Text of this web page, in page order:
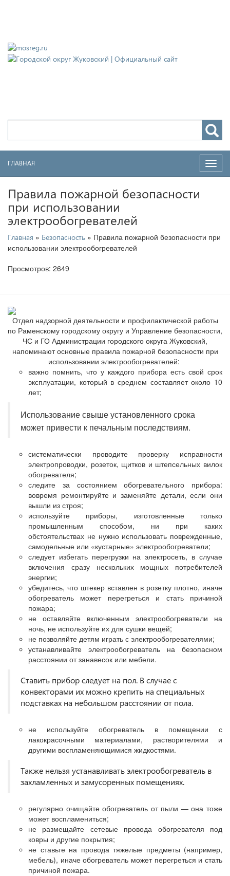
ГЛАВНАЯ
Правила пожарной безопасности
при использовании
электрообогревателей
Главная » Безопасность » Правила пожарной безопасности при
использовании электрообогревателей
Просмотров: 2649
Отдел надзорной деятельности и профилактической работы
по Раменскому городскому округу и Управление безопасности,
ЧС и ГО Администрации городского округа Жуковский,
напоминают основные правила пожарной безопасности при
использовании электрообогревателей:
важно помнить, что у каждого прибора есть свой срок
эксплуатации, который в среднем составляет около 10
лет;
Использование свыше установленного срока
может привести к печальным последствиям.
систематически проводите проверку исправности
электропроводки, розеток, щитков и штепсельных вилок
обогревателя;
следите за состоянием обогревательного прибора:
вовремя ремонтируйте и заменяйте детали, если они
вышли из строя;
используйте приборы, изготовленные только
промышленным способом, ни при каких
обстоятельствах не нужно использовать поврежденные,
самодельные или «кустарные» электрообогреватели;
следует избегать перегрузки на электросеть, в случае
включения сразу нескольких мощных потребителей
энергии;
убедитесь, что штекер вставлен в розетку плотно, иначе
обогреватель может перегреться и стать причиной
пожара;
не оставляйте включенным электрообогреватели на
ночь, не используйте их для сушки вещей;
не позволяйте детям играть с электрообогревателями;
устанавливайте электрообогреватель на безопасном
расстоянии от занавесок или мебели.
Ставить прибор следует на пол. В случае с
конвекторами их можно крепить на специальных
подставках на небольшом расстоянии от пола.
не используйте обогреватель в помещении с
лакокрасочными материалами, растворителями и
другими воспламеняющимися жидкостями.
Также нельзя устанавливать электрообогреватель в
захламленных и замусоренных помещениях.
регулярно очищайте обогреватель от пыли — она тоже
может воспламениться;
не размещайте сетевые провода обогревателя под
ковры и другие покрытия;
не ставьте на провода тяжелые предметы (например,
мебель), иначе обогреватель может перегреться и стать
причиной пожара.